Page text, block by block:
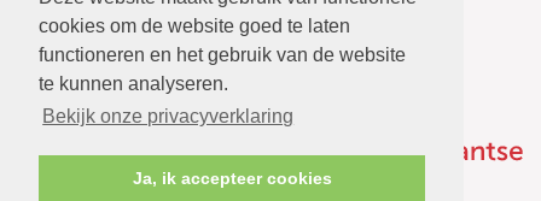
cookies om de website goed te laten
functioneren en het gebruik van de website
te kunnen analyseren.
Bekijk onze privacyverklaring
Ja, ik accepteer cookies